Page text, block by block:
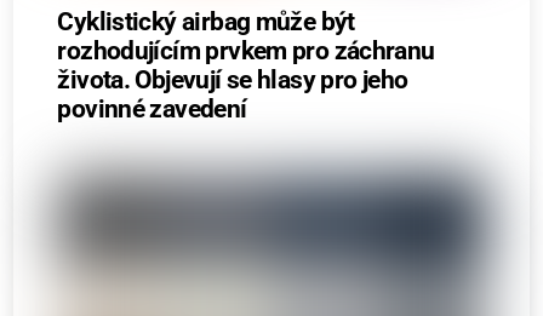
Cyklistický airbag může být
rozhodujícím prvkem pro záchranu
života. Objevují se hlasy pro jeho
povinné zavedení